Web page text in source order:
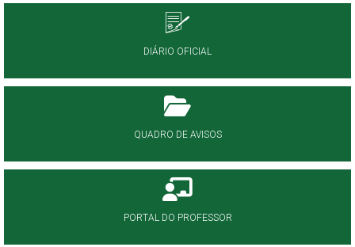
DIÁRIO OFICIAL
QUADRO DE AVISOS
PORTAL DO PROFESSOR